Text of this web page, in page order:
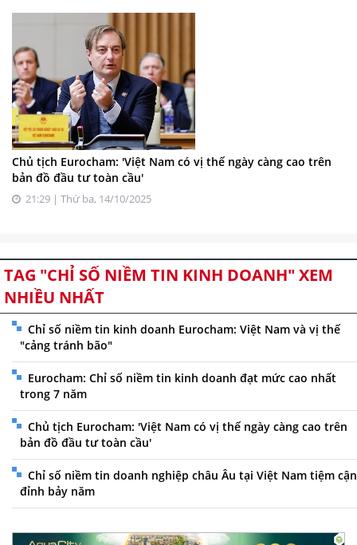
Chủ tịch Eurocham: 'Việt Nam có vị thế ngày càng cao trên
bản đồ đầu tư toàn cầu'
21:29 | Thứ ba, 14/10/2025
TAG "CHỈ SỐ NIỀM TIN KINH DOANH" XEM
NHIỀU NHẤT
Chỉ số niềm tin kinh doanh Eurocham: Việt Nam và vị thế
"cảng tránh bão"
Eurocham: Chỉ số niềm tin kinh doanh đạt mức cao nhất
trong 7 năm
Chủ tịch Eurocham: 'Việt Nam có vị thế ngày càng cao trên
bản đồ đầu tư toàn cầu'
Chỉ số niềm tin doanh nghiệp châu Âu tại Việt Nam tiệm cận
đỉnh bảy năm